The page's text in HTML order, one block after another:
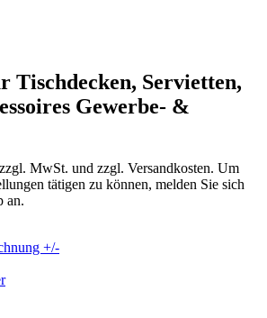
Tischdecken, Servietten,
Gewerbe- &
MwSt. und zzgl. Versandkosten. Um
tätigen zu können, melden Sie sich
an.
+/-